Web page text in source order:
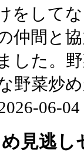
をして
仲間と
した。
野菜炒
06-
見逃し